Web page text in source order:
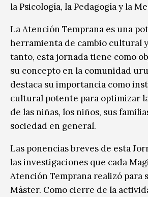
la Psicología, la Pedagogía y la
La Atención Temprana es una
herramienta de cambio cultural
tanto, esta jornada tiene como
su concepto en la comunidad
destaca su importancia como
cultural potente para optimizar
de las niñas, los niños, sus
sociedad en general.
Las ponencias breves de esta
las investigaciones que cada
Atención Temprana realizó para
Máster. Como cierre de la